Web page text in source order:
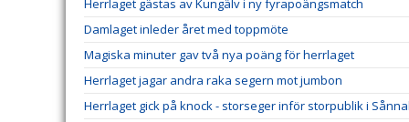
Herrlaget gästas av Kungälv i ny fyrapoängsmatch
Damlaget inleder året med toppmöte
Magiska minuter gav två nya poäng för herrlaget
Herrlaget jagar andra raka segern mot jumbon
Herrlaget gick på knock - storseger inför storpublik i